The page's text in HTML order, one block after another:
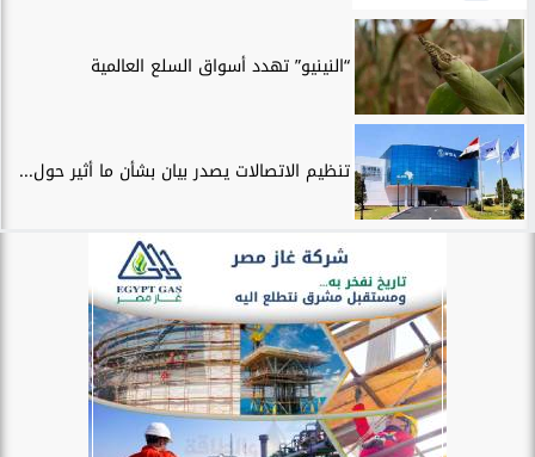
“النينيو” تهدد أسواق السلع العالمية
تنظيم الاتصالات يصدر بيان بشأن ما أثير حول...